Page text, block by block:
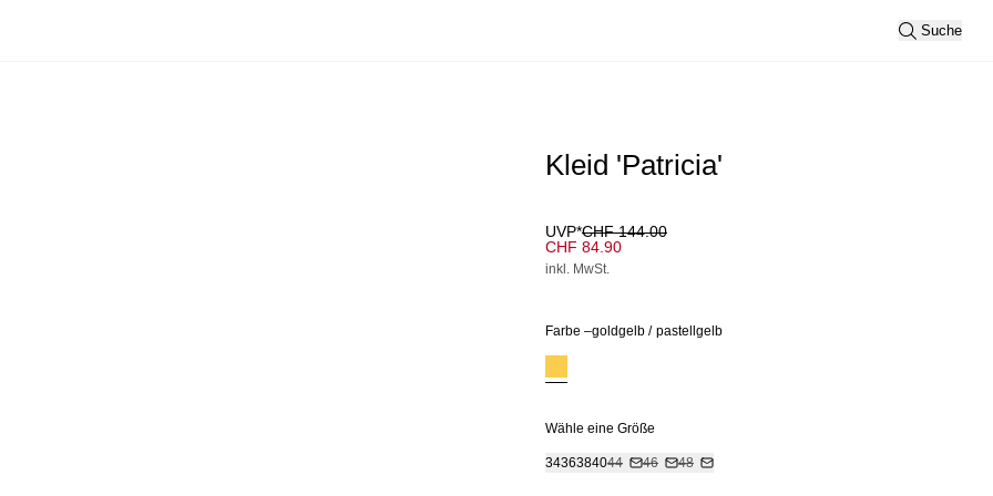
Suche
Kleid 'Patricia'
UVP*CHF 144.00
CHF 84.90
inkl. MwSt.
Farbe –goldgelb / pastellgelb
Wähle eine Größe
3436384044 46 48